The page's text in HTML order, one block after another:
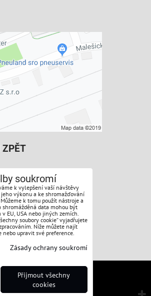
ZPĚT
osobních údajů
Zásady ochrany soukromí
soukromí
k vylepšení vaší návštěvy
výkonu a ke shromažďování
k tomu použít nástroje a
data mohou být
EU, USA nebo jiných zemích.
soubory cookie“ vyjadřujete
Níže můžete najít
nebo upravit své preference.
Zásady ochrany soukromí
Přijmout všechny
cookies